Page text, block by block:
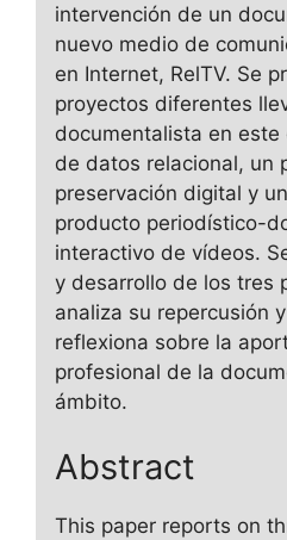
intervención de un
nuevo medio de
en Internet, RelTV. Se
proyectos diferentes
documentalista en
de datos relacional, un
preservación digital y
producto periodístico-
interactivo de vídeos.
y desarrollo de los tres
analiza su repercusión
reflexiona sobre la
profesional de la
ámbito.
Abstract
This paper reports on